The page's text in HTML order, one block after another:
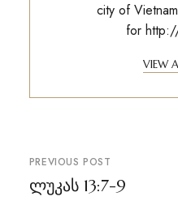
city of
for
VIEW
პოსტის
ნავიგაცია
PREVIOUS POST
ლუკას 13:7-9